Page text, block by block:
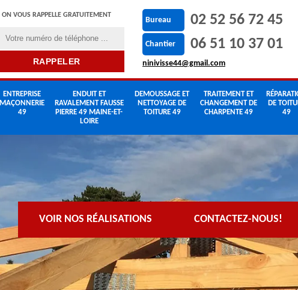
ON VOUS RAPPELLE GRATUITEMENT
Bureau 02 52 56 72 45
Chantier 06 51 10 37 01
ninivisse44@gmail.com
ENTREPRISE
MAÇONNERIE
49
ENDUIT ET
RAVALEMENT FAUSSE
PIERRE 49 MAINE-ET-
LOIRE
DEMOUSSAGE ET
NETTOYAGE DE
TOITURE 49
TRAITEMENT ET
CHANGEMENT DE
CHARPENTE 49
DE
49
VOIR NOS RÉALISATIONS CONTACTEZ-NOUS!